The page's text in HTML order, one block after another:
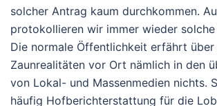
solcher Antrag kaum durchkommen.
protokollieren wir immer wieder solche
Die normale Öffentlichkeit erfährt über
Zaunrealitäten vor Ort nämlich in den
von Lokal- und Massenmedien nichts.
häufig Hofberichterstattung für die